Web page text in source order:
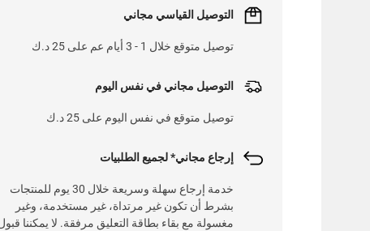
التوصيل القياسي مجاني
توصيل متوقع خلال 1 - 3 أيام عم على 25 د.ك
التوصيل مجاني في نفس اليوم
توصيل متوقع في نفس اليوم على 25 د.ك
إرجاع مجاني* لجميع الطلبيات
خدمة إرجاع سهلة وسريعة خلال 30 يوم للمنتجات
بشرط أن تكون غير مرتداة، غير مستخدمة، وغير
مغسولة مع بقاء بطاقة التعليق مرفقة. لا يمكننا